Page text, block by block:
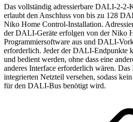
Das vollständig adressierbare DALI-2-2-
erlaubt den Anschluss von bis zu 128
Niko Home Control-Installation.
der DALI-Geräte erfolgen von der Niko
Programmiersoftware aus und DALI-
erforderlich. Jeder der DALI-Endpunkte
und bedient werden, ohne dass eine
anderes Interface erforderlich wären.
integrierten Netzteil versehen, sodass
für den DALI-Bus benötigt wird.